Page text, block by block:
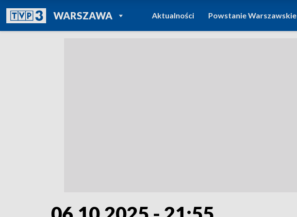
WARSZAWAPOWRÓT DO
TVP REGIONY
Aktualności Powstanie Warszawskie